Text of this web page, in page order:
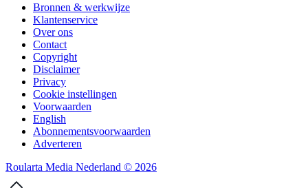
Bronnen & werkwijze
Klantenservice
Over ons
Contact
Copyright
Disclaimer
Privacy
Cookie instellingen
Voorwaarden
English
Abonnementsvoorwaarden
Adverteren
Roularta Media Nederland © 2026